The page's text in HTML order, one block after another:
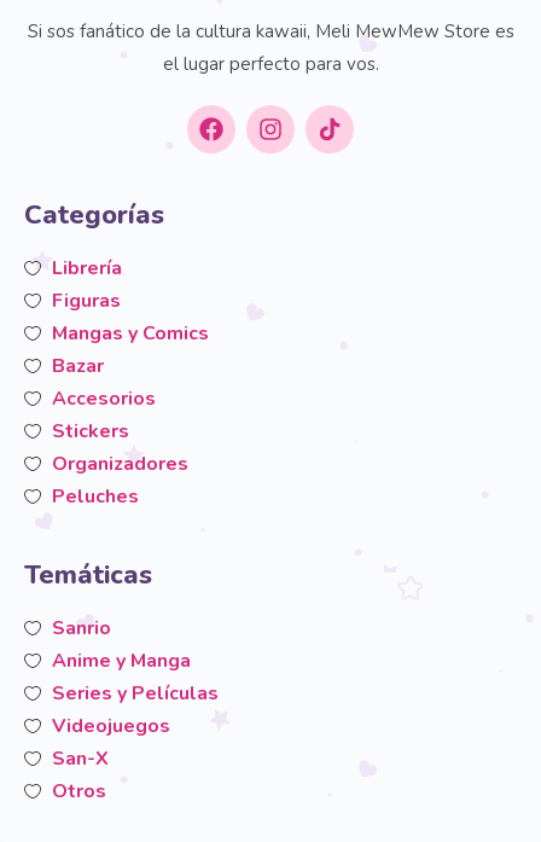
Si sos fanático de la cultura kawaii, Meli MewMew Store es
el lugar perfecto para vos.
Categorías
Librería
Figuras
Mangas y Comics
Bazar
Accesorios
Stickers
Organizadores
Peluches
Temáticas
Sanrio
Anime y Manga
Series y Películas
Videojuegos
San-X
Otros